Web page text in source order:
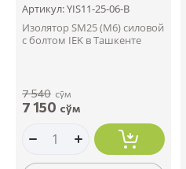
Артикул:YIS11-25-06-B
Изолятор SM25 (М6) силовой
с болтом IEK в Ташкенте
7 540 сўм
7 150 сўм